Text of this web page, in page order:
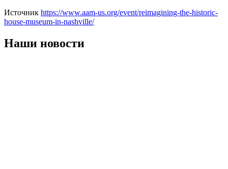
Источник https://www.aam-us.org/event/reimagining-the-historic-
house-museum-in-nashville/
Наши новости